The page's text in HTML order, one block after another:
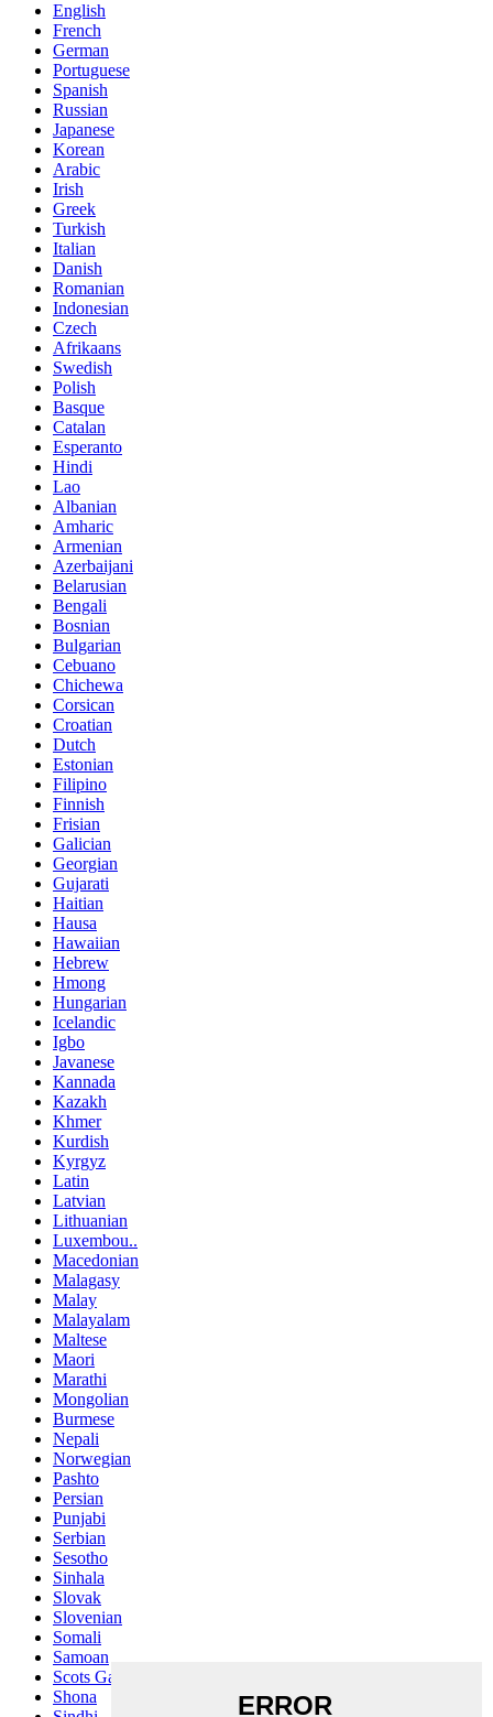
English
French
German
Portuguese
Spanish
Russian
Japanese
Korean
Arabic
Irish
Greek
Turkish
Italian
Danish
Romanian
Indonesian
Czech
Afrikaans
Swedish
Polish
Basque
Catalan
Esperanto
Hindi
Lao
Albanian
Amharic
Armenian
Azerbaijani
Belarusian
Bengali
Bosnian
Bulgarian
Cebuano
Chichewa
Corsican
Croatian
Dutch
Estonian
Filipino
Finnish
Frisian
Galician
Georgian
Gujarati
Haitian
Hausa
Hawaiian
Hebrew
Hmong
Hungarian
Icelandic
Igbo
Javanese
Kannada
Kazakh
Khmer
Kurdish
Kyrgyz
Latin
Latvian
Lithuanian
Luxembou..
Macedonian
Malagasy
Malay
Malayalam
Maltese
Maori
Marathi
Mongolian
Burmese
Nepali
Norwegian
Pashto
Persian
Punjabi
Serbian
Sesotho
Sinhala
Slovak
Slovenian
Somali
Samoan
Scots Gaelic
Shona